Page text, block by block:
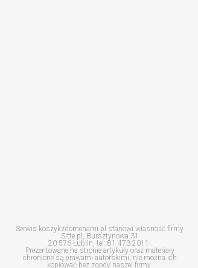
Serwis koszykzdomenami.pl stanowi własność firmy
Sitte.pl, Bursztynowa 31
20-576 Lublin, tel: 81 473 2011.
Prezentowane na stronie artykuły oraz materiały
chronione są prawami autorskimi, nie można ich
kopiować bez zgody naszej firmy.